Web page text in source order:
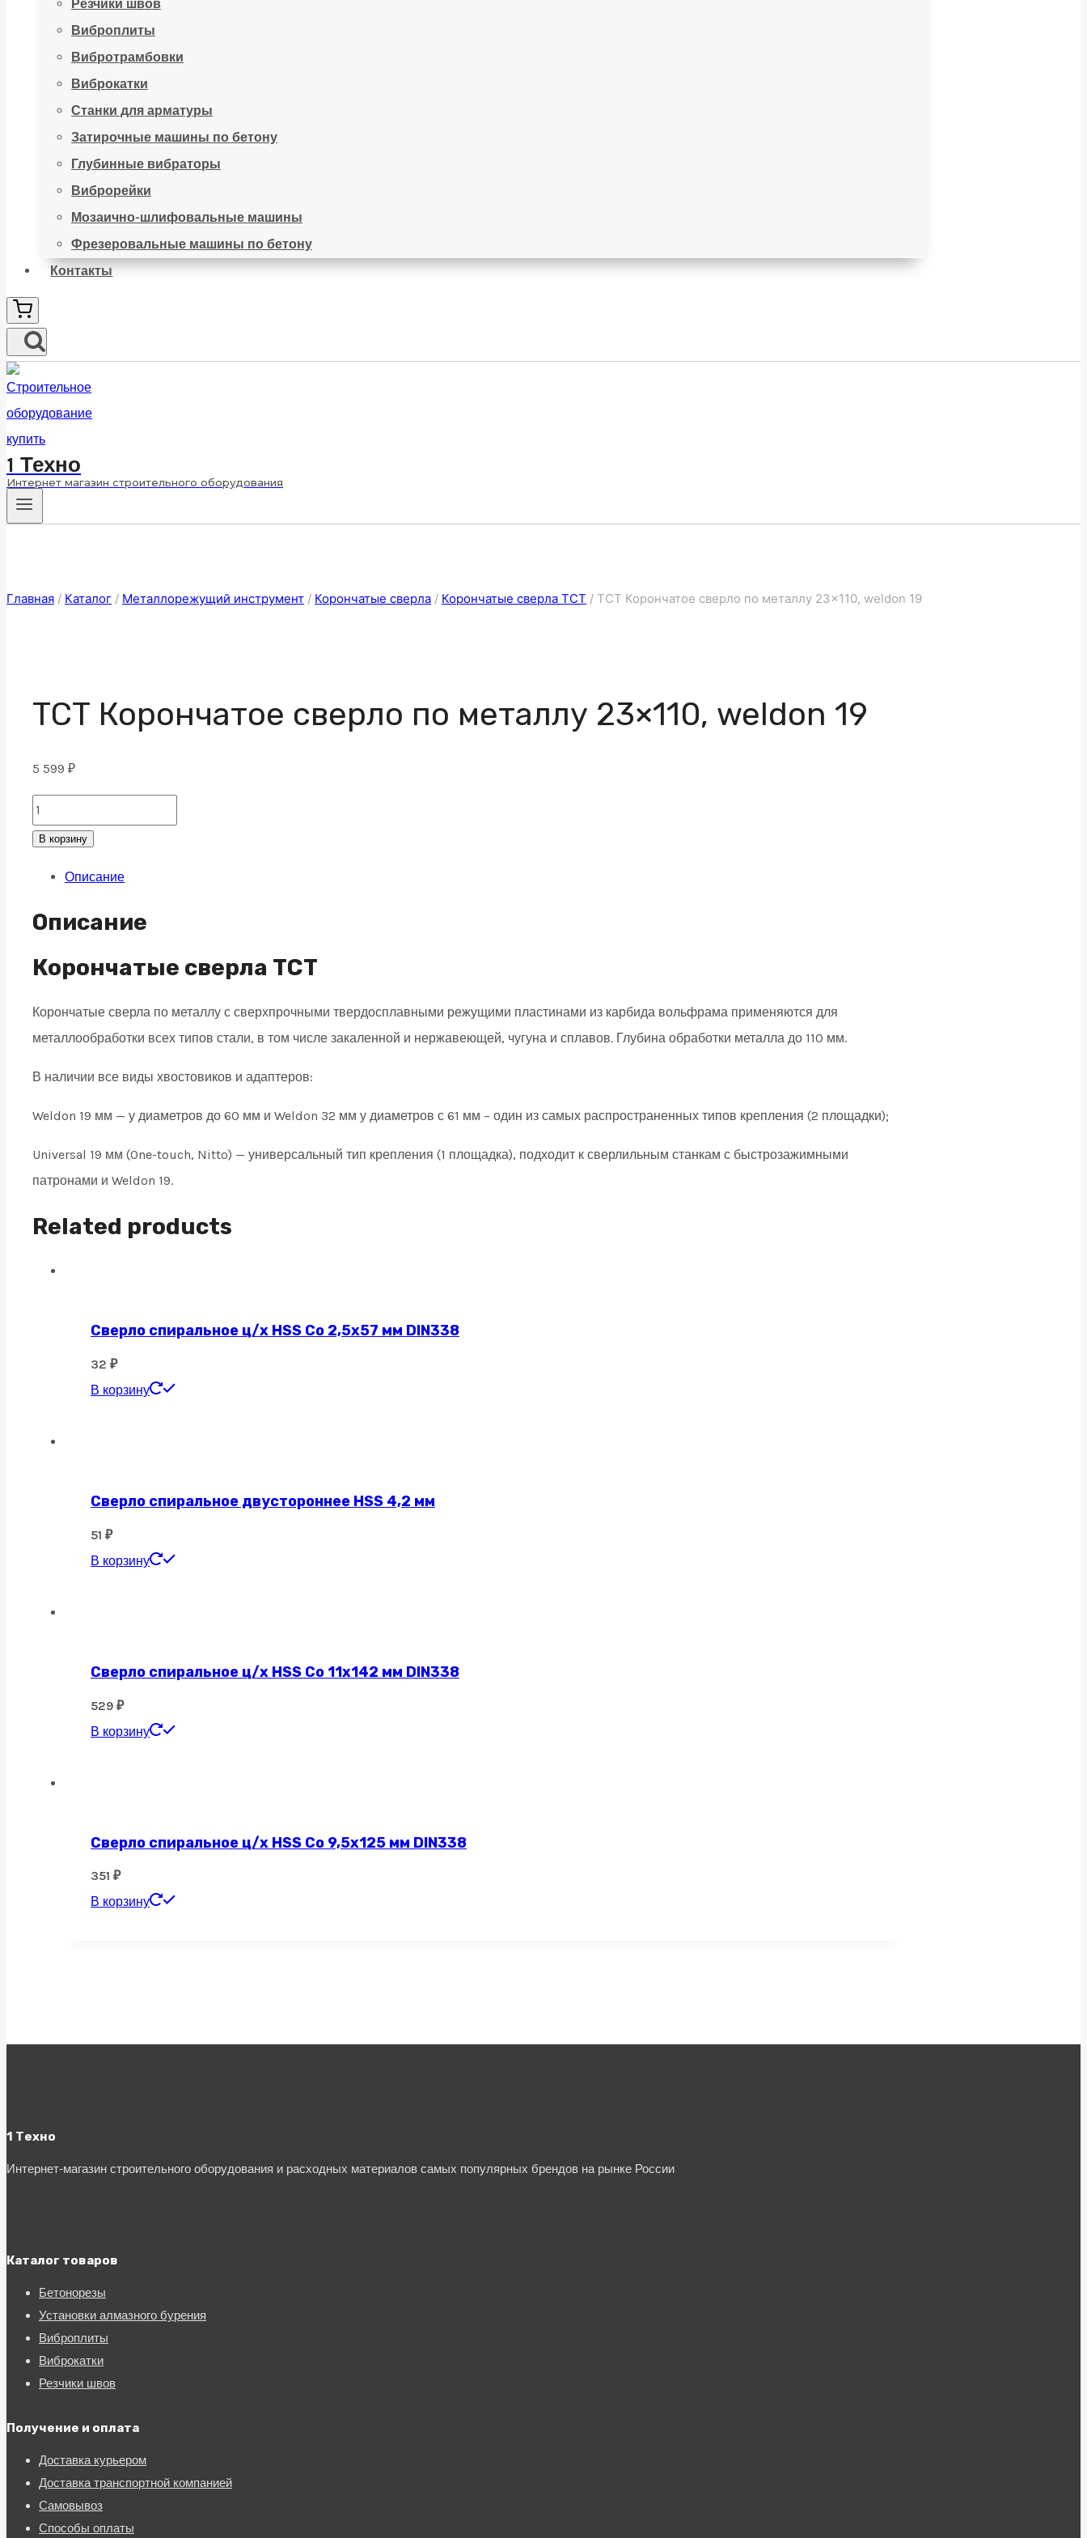
Резчики швов
Виброплиты
Вибротрамбовки
Виброкатки
Станки для арматуры
Затирочные машины по бетону
Глубинные вибраторы
Виброрейки
Мозаично-шлифовальные машины
Фрезеровальные машины по бетону
Контакты
1 Техно
Интернет магазин строительного оборудования
Главная / Каталог / Металлорежущий инструмент / Корончатые сверла / Корончатые сверла ТСТ / ТСТ Корончатое сверло по металлу 23×110, weldon 19
ТСТ Корончатое сверло по металлу 23×110, weldon 19
5 599 ₽
ТСТ
Корончатое
weldon
quantity
В корзину
Описание
Описание
Корончатые сверла TCT
Корончатые сверла по металлу с сверхпрочными твердосплавными режущими пластинами из карбида вольфрама применяются для
металлообработки всех типов стали, в том числе закаленной и нержавеющей, чугуна и сплавов. Глубина обработки металла до 110 мм.
В наличии все виды хвостовиков и адаптеров:
Weldon 19 мм — у диаметров до 60 мм и Weldon 32 мм у диаметров с 61 мм – один из самых распространенных типов крепления (2 площадки);
Universal 19 мм (One-touch, Nitto) — универсальный тип крепления (1 площадка), подходит к сверлильным станкам с быстрозажимными
патронами и Weldon 19.
Related products
Сверло спиральное ц/х HSS Co 2,5х57 мм DIN338
32 ₽
В корзину
Сверло спиральное двустороннее HSS 4,2 мм
51 ₽
В корзину
Сверло спиральное ц/х HSS Co 11х142 мм DIN338
529 ₽
В корзину
Сверло спиральное ц/х HSS Co 9,5х125 мм DIN338
351 ₽
В корзину
1 Техно
Интернет-магазин строительного оборудования и расходных материалов самых популярных брендов на рынке России
Каталог товаров
Бетонорезы
Установки алмазного бурения
Виброплиты
Виброкатки
Резчики швов
Получение и оплата
Доставка курьером
Доставка транспортной компанией
Самовывоз
Способы оплаты